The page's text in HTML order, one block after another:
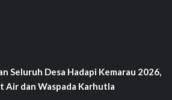
Seluruh Desa Hadapi Kemarau 2026,
Air dan Waspada Karhutla